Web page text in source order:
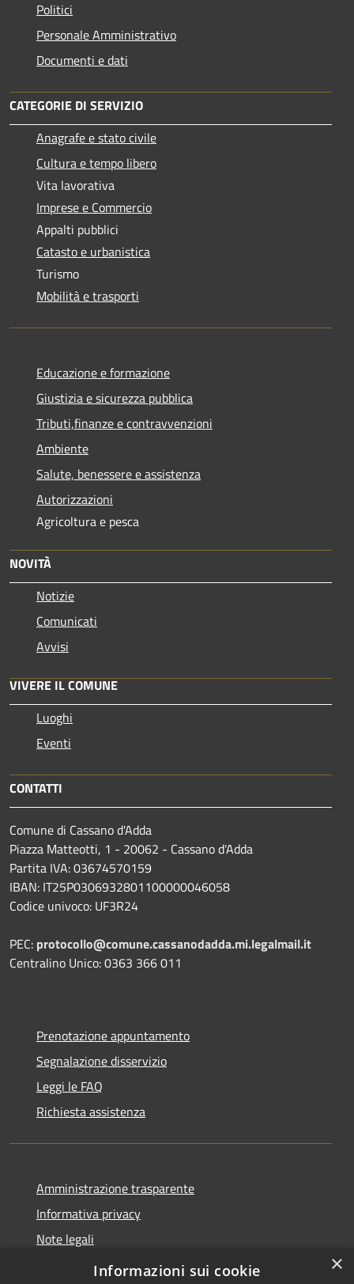
Politici
Personale Amministrativo
Documenti e dati
CATEGORIE DI SERVIZIO
Anagrafe e stato civile
Cultura e tempo libero
Vita lavorativa
Imprese e Commercio
Appalti pubblici
Catasto e urbanistica
Turismo
Mobilità e trasporti
Educazione e formazione
Giustizia e sicurezza pubblica
Tributi,finanze e contravvenzioni
Ambiente
Salute, benessere e assistenza
Autorizzazioni
Agricoltura e pesca
NOVITÀ
Notizie
Comunicati
Avvisi
VIVERE IL COMUNE
Luoghi
Eventi
CONTATTI
Comune di Cassano d'Adda
Piazza Matteotti, 1 - 20062 - Cassano d'Adda
Partita IVA: 03674570159
IBAN: IT25P0306932801100000046058
Codice univoco: UF3R24
PEC: protocollo@comune.cassanodadda.mi.legalmail.it
Centralino Unico: 0363 366 011
Prenotazione appuntamento
Segnalazione disservizio
Leggi le FAQ
Richiesta assistenza
Amministrazione trasparente
Informativa privacy
Note legali
Dichiarazione di accessibilità
×
Informazioni sui cookie